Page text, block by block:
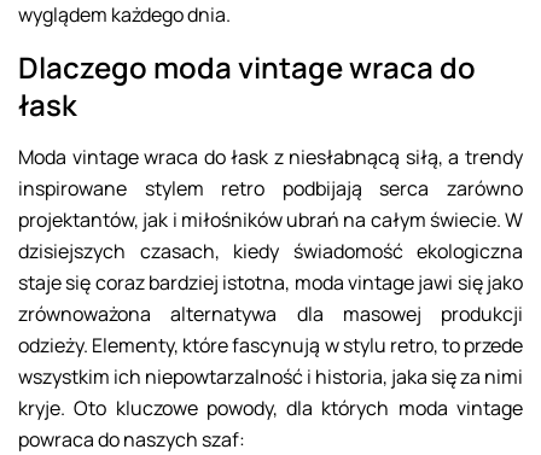
wyglądem każdego dnia.
Dlaczego moda vintage wraca do
łask
Moda vintage wraca do łask z niesłabnącą siłą, a trendy
inspirowane stylem retro podbijają serca zarówno
projektantów, jak i miłośników ubrań na całym świecie. W
dzisiejszych czasach, kiedy świadomość ekologiczna
staje się coraz bardziej istotna, moda vintage jawi się jako
zrównoważona alternatywa dla masowej produkcji
odzieży. Elementy, które fascynują w stylu retro, to przede
wszystkim ich niepowtarzalność i historia, jaka się za nimi
kryje. Oto kluczowe powody, dla których moda vintage
powraca do naszych szaf: